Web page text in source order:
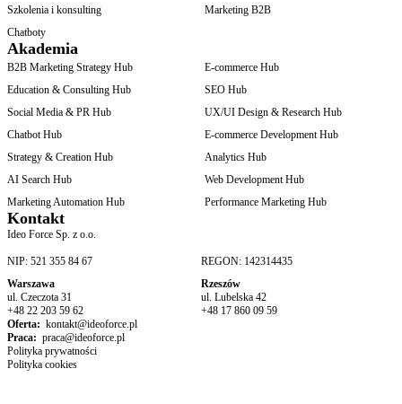
Szkolenia i konsulting
Marketing B2B
Chatboty
Akademia
B2B Marketing Strategy Hub
E-commerce Hub
Education & Consulting Hub
SEO Hub
Social Media & PR Hub
UX/UI Design & Research Hub
Chatbot Hub
E-commerce Development Hub
Strategy & Creation Hub
Analytics Hub
AI Search Hub
Web Development Hub
Marketing Automation Hub
Performance Marketing Hub
Kontakt
Ideo Force Sp. z o.o.
NIP: 521 355 84 67
REGON: 142314435
Warszawa
ul. Czeczota 31
+48 22 203 59 62
Rzeszów
ul. Lubelska 42
+48 17 860 09 59
Oferta: kontakt@ideoforce.pl
Praca: praca@ideoforce.pl
Polityka prywatności
Polityka cookies